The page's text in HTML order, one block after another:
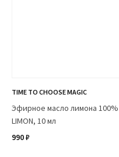
TIME TO CHOOSE MAGIC
Эфирное масло лимона 100%
LIMON, 10 мл
990 ₽